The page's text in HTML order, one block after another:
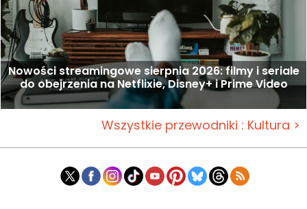
Nowości streamingowe sierpnia 2026: filmy i seriale
do obejrzenia na Netflixie, Disney+ i Prime Video
Wszystkie przewodniki : Kultura >